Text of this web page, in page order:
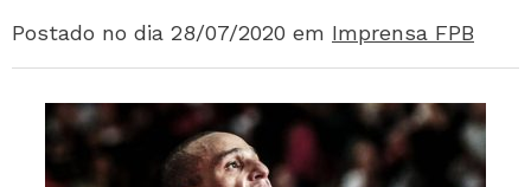
Postado no dia 28/07/2020 em Imprensa FPB